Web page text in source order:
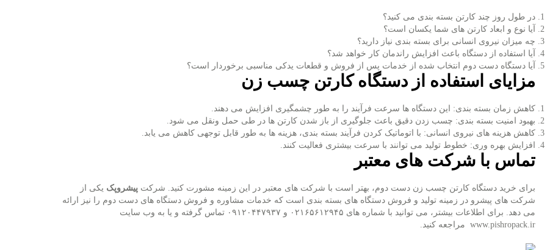
در طول روز چند کارتن بسته‌ بندی می ‌کنید؟
آیا نوع و ابعاد کارتن ‌های شما یکسان است؟
چه میزان نیروی انسانی برای بسته ‌بندی نیاز دارید؟
آیا استفاده از دستگاه باعث افزایش راندمان کار خواهد شد؟
آیا دستگاه دست دوم انتخاب‌ شده از خدمات پس از فروش و قطعات یدکی مناسبی برخوردار است؟
مزایای استفاده از دستگاه کارتن چسب زن
کاهش زمان بسته ‌بندی: این دستگاه ‌ها سرعت فرآیند را به ‌طور چشمگیری افزایش می‌ دهند.
بهبود امنیت بسته ‌بندی: چسب زدن دقیق باعث جلوگیری از باز شدن کارتن‌ ها در طی حمل ونقل می‌ شود.
کاهش هزینه ‌های نیروی انسانی: با اتوماتیک کردن فرآیند بسته ‌بندی، هزینه ‌ها به ‌طور قابل ‌توجهی کاهش می ‌یابد.
افزایش بهره ‌وری: خطوط تولید می‌ توانند با سرعت بیشتری فعالیت کنند.
تماس با شرکت‌ های معتبر
برای خرید دستگاه کارتن چسب زن دست دوم، بهتر است با شرکت ‌های معتبر در این زمینه مشورت کنید. شرکت پیشروپک یکی از
شرکت‌ های پیشرو در زمینه تولید و فروش دستگاه‌ های بسته ‌بندی است که خدمات مشاوره و فروش دستگاه ‌های دست دوم را نیز ارائه
می‌ دهد. برای اطلاعات بیشتر، می ‌توانید با شماره‌ های ۰۲۱۶۵۶۱۲۹۴۵ و ۰۹۱۲۰۴۴۷۹۳۷ تماس گرفته و یا به وب‌ سایت
www.pishropack.ir مراجعه کنید.